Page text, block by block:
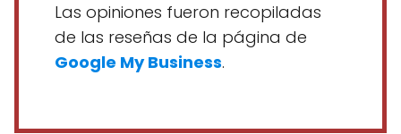
Las opiniones fueron recopiladas
de las reseñas de la página de
Google My Business.